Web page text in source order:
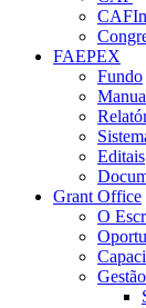
CAFIn
FAEPEX
Fundo
Editais
Grant Office
O
Gestão